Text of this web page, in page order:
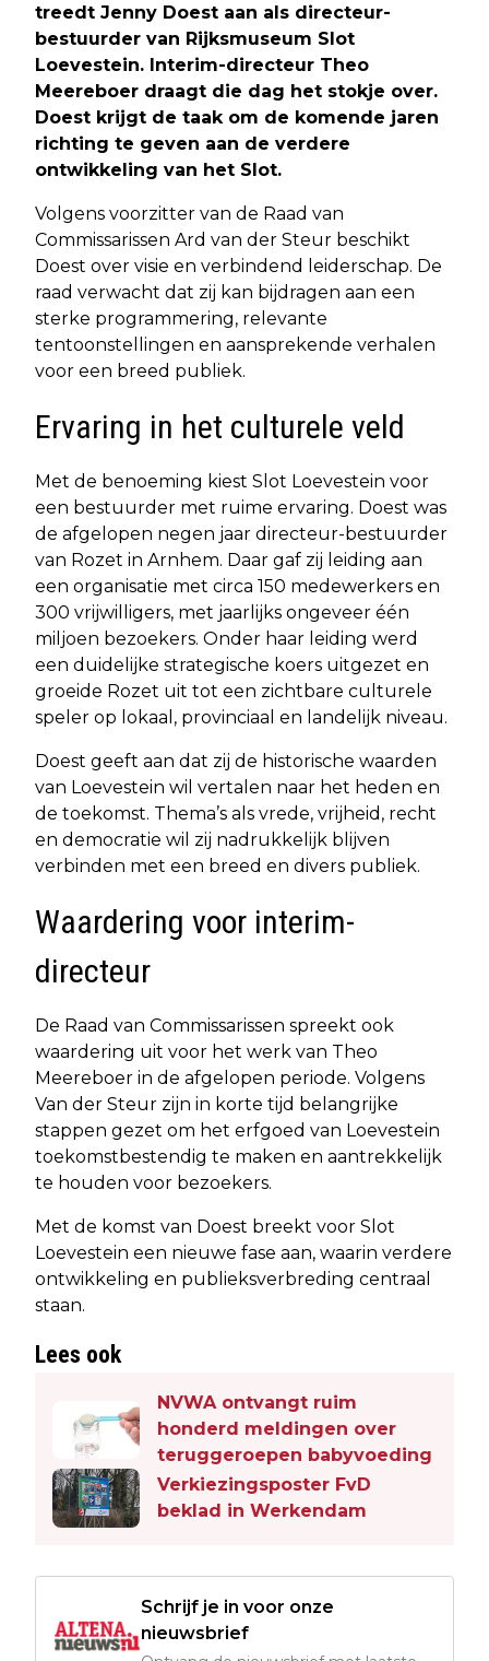
treedt Jenny Doest aan als directeur-
bestuurder van Rijksmuseum Slot
Loevestein. Interim-directeur Theo
Meereboer draagt die dag het stokje over.
Doest krijgt de taak om de komende jaren
richting te geven aan de verdere
ontwikkeling van het Slot.
Volgens voorzitter van de Raad van
Commissarissen Ard van der Steur beschikt
Doest over visie en verbindend leiderschap. De
raad verwacht dat zij kan bijdragen aan een
sterke programmering, relevante
tentoonstellingen en aansprekende verhalen
voor een breed publiek.
Ervaring in het culturele veld
Met de benoeming kiest Slot Loevestein voor
een bestuurder met ruime ervaring. Doest was
de afgelopen negen jaar directeur-bestuurder
van Rozet in Arnhem. Daar gaf zij leiding aan
een organisatie met circa 150 medewerkers en
300 vrijwilligers, met jaarlijks ongeveer één
miljoen bezoekers. Onder haar leiding werd
een duidelijke strategische koers uitgezet en
groeide Rozet uit tot een zichtbare culturele
speler op lokaal, provinciaal en landelijk niveau.
Doest geeft aan dat zij de historische waarden
van Loevestein wil vertalen naar het heden en
de toekomst. Thema’s als vrede, vrijheid, recht
en democratie wil zij nadrukkelijk blijven
verbinden met een breed en divers publiek.
Waardering voor interim-
directeur
De Raad van Commissarissen spreekt ook
waardering uit voor het werk van Theo
Meereboer in de afgelopen periode. Volgens
Van der Steur zijn in korte tijd belangrijke
stappen gezet om het erfgoed van Loevestein
toekomstbestendig te maken en aantrekkelijk
te houden voor bezoekers.
Met de komst van Doest breekt voor Slot
Loevestein een nieuwe fase aan, waarin verdere
ontwikkeling en publieksverbreding centraal
staan.
Lees ook
NVWA ontvangt ruim
honderd meldingen over
teruggeroepen babyvoeding
Verkiezingsposter FvD
beklad in Werkendam
Schrijf je in voor onze
nieuwsbrief